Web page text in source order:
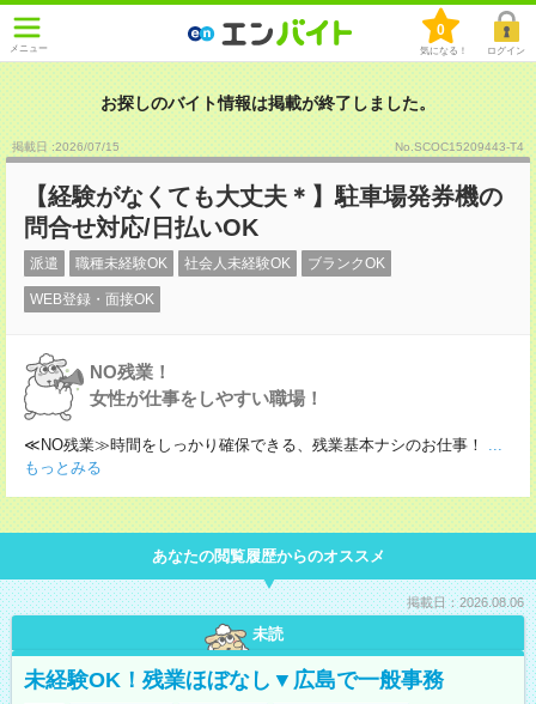
メニュー
0
気になる！ ログイン
お探しのバイト情報は掲載が終了しました。
掲載日 :2026/07/15 No.SCOC15209443-T4
【経験がなくても大丈夫＊】駐車場発券機の
問合せ対応/日払いOK
派遣 職種未経験OK 社会人未経験OK ブランクOK
WEB登録・面接OK
NO残業！
女性が仕事をしやすい職場！
≪NO残業≫時間をしっかり確保できる、残業基本ナシのお仕事！
...
もっとみる
あなたの閲覧履歴からのオススメ
掲載日：2026.08.06
未読
未経験OK！残業ほぼなし▼広島で一般事務